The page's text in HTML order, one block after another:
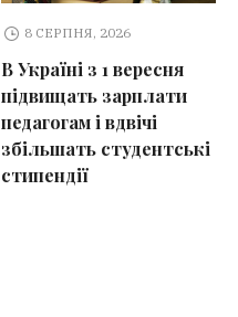
8 СЕРПНЯ, 2026
В Україні з 1 вересня
підвищать зарплати
педагогам і вдвічі
збільшать студентські
стипендії